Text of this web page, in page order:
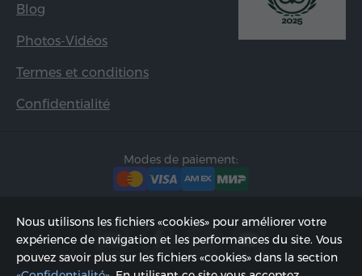
Blog
Photos-Vidéos
Termes et conditions
Confidentialité
Modes de paiement:
Nous utilisons les fichiers «cookies» pour améliorer votre
expérience de navigation et les performances du site. Vous
pouvez savoir plus sur les fichiers «cookies» dans la section